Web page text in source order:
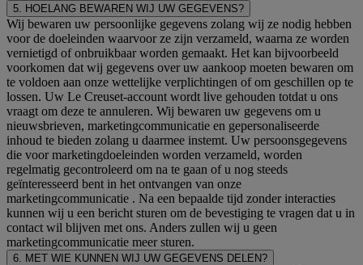
5. HOELANG BEWAREN WIJ UW GEGEVENS?
Wij bewaren uw persoonlijke gegevens zolang wij ze nodig hebben
voor de doeleinden waarvoor ze zijn verzameld, waarna ze worden
vernietigd of onbruikbaar worden gemaakt. Het kan bijvoorbeeld
voorkomen dat wij gegevens over uw aankoop moeten bewaren om
te voldoen aan onze wettelijke verplichtingen of om geschillen op te
lossen. Uw Le Creuset-account wordt live gehouden totdat u ons
vraagt om deze te annuleren. Wij bewaren uw gegevens om u
nieuwsbrieven, marketingcommunicatie en gepersonaliseerde
inhoud te bieden zolang u daarmee instemt. Uw persoonsgegevens
die voor marketingdoeleinden worden verzameld, worden
regelmatig gecontroleerd om na te gaan of u nog steeds
geïnteresseerd bent in het ontvangen van onze
marketingcommunicatie . Na een bepaalde tijd zonder interacties
kunnen wij u een bericht sturen om de bevestiging te vragen dat u in
contact wil blijven met ons. Anders zullen wij u geen
marketingcommunicatie meer sturen.
6. MET WIE KUNNEN WIJ UW GEGEVENS DELEN?